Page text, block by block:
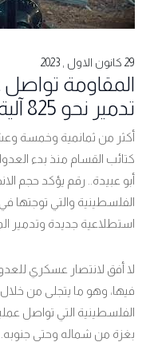
29 كانون الاول , 2023
المقاومة تواصل
تدمير نحو 825 آلية منذ بدء العدوان
أكثر من ثمانمية وخمسة
كتائب القسام منذ بدء
أبو عبيدة.. رقم يؤكد حجم
الفلسطينية والتي توجتها
استطلاعية جديدة وتدمير
لا أفق لانتصار عسكري
فيها، وهو ما يتجلى من خلال
الفلسطينية التي تواصل
بغزة من شماله وحتى